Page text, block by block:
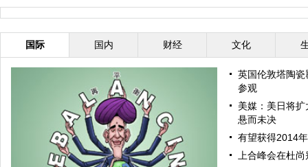
国际 国内 财经 文化
英国伦敦塔陶
参观
美媒：美日将
悬而未决
有望获得2014
上合峰会在杜